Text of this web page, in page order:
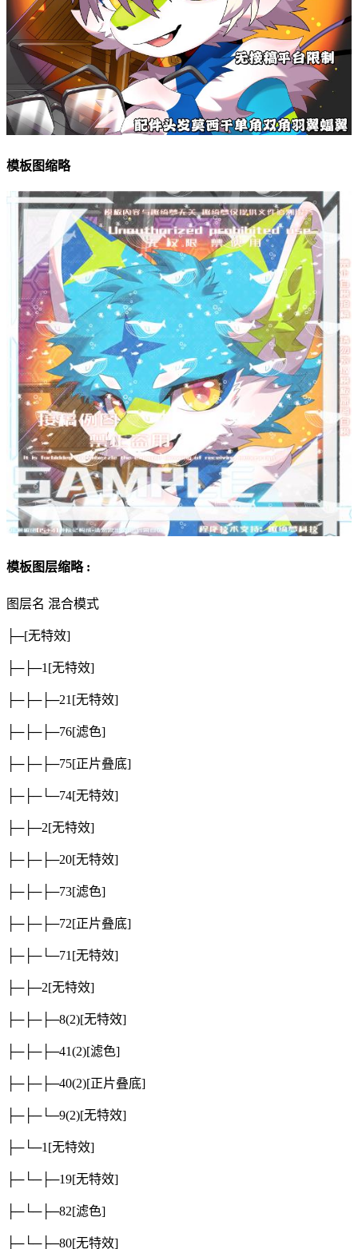
模板图缩略
模板图层缩略 :
图层名 混合模式
├─[无特效]
├─├─1 [无特效]
├─├─├─21 [无特效]
├─├─├─76[滤色]
├─├─├─75[正片叠底]
├─├─└─74[无特效]
├─├─2[无特效]
├─├─├─20[无特效]
├─├─├─73[滤色]
├─├─├─72[正片叠底]
├─├─└─71 [无特效]
├─├─2[无特效]
├─├─├─8(2)[无特效]
├─├─├─41(2)[滤色]
├─├─├─40(2)[正片叠底]
├─├─└─9(2)[无特效]
├─└─1 [无特效]
├─└─├─19[无特效]
├─└─├─82[滤色]
├─└─├─80[无特效]